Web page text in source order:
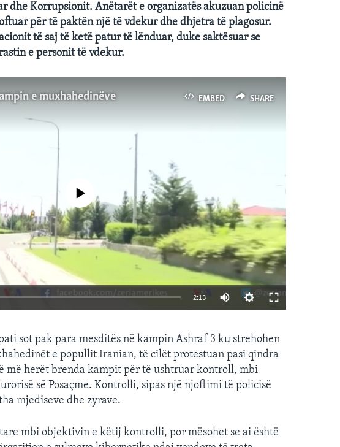
dhe Korrupsionit. Anëtarët e organizatës akuzuan policinë
për të paktën një të vdekur dhe dhjetra të plagosur.
të saj të ketë patur të lënduar, duke saktësuar se
e personit të vdekur.
EMBED SHARE
e muxhahedinëve
EMBED SHARE
No media source currently available
2:13
sot pak para mesditës në kampin Ashraf 3 ku strehohen
e popullit Iranian, të cilët protestuan pasi qindra
më herët brenda kampit për të ushtruar kontroll, mbi
së Posaçme. Kontrolli, sipas një njoftimi të policisë
mjediseve dhe zyrave.
mbi objektivin e këtij kontrolli, por mësohet se ai është